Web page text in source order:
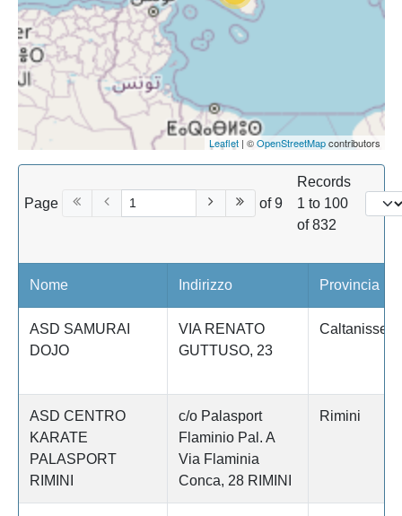
Leaflet| ©OpenStreetMapcontributors
Page of 9
Records
1 to 100
of 832
Nome Indirizzo Provincia
ASD SAMURAI
DOJO
VIA RENATO
GUTTUSO, 23
Caltanissetta
ASD CENTRO
KARATE
PALASPORT
RIMINI
c/o Palasport
Flaminio Pal. A
Via Flaminia
Conca, 28 RIMINI
Rimini